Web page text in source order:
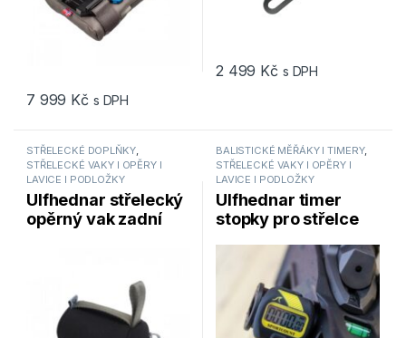
7 999 Kč s DPH
2 499 Kč s DPH
STŘELECKÉ DOPLŇKY,
STŘELECKÉ VAKY I OPĚRY I
LAVICE I PODLOŽKY
Ulfhednar střelecký
opěrný vak zadní
BALISTICKÉ MĚŘÁKY I TIMERY,
STŘELECKÉ VAKY I OPĚRY I
LAVICE I PODLOŽKY
Ulfhednar timer
stopky pro střelce